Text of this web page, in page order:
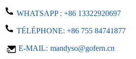
WHATSAPP : +86 13322920697
TÉLÉPHONE: +86 755 84741877
E-MAIL: mandyso@gofern.cn